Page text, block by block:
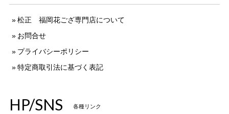
松正 福岡花ござ専門店について
お問合せ
プライバシーポリシー
特定商取引法に基づく表記
HP/SNS 各種リンク